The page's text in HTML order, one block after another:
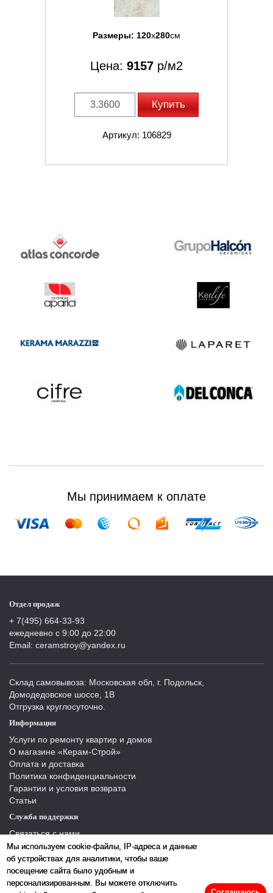
Мы используем cookie-файлы, IP-адреса и данные
об устройствах для аналитики, чтобы ваше
посещение сайта было удобным и
персонализированным. Вы можете отключить
Размеры: 120x280см
Цена: 9157 р/м2
Купить
Артикул: 106829
Мы принимаем к оплате
Отдел продаж
+ 7(495) 664-33-93
ежедневно с 9:00 до 22:00
Email: ceramstroy@yandex.ru
Склад самовывоза: Московская обл, г. Подольск,
Домодедовское шоссе, 1В
Отгрузка круглосуточно.
Информация
Услуги по ремонту квартир и домов
О магазине «Керам-Строй»
Оплата и доставка
Политика конфиденциальности
Гарантии и условия возврата
Статьи
Служба поддержки
Связаться с нами
Отзывы
Производители
Карта сайта